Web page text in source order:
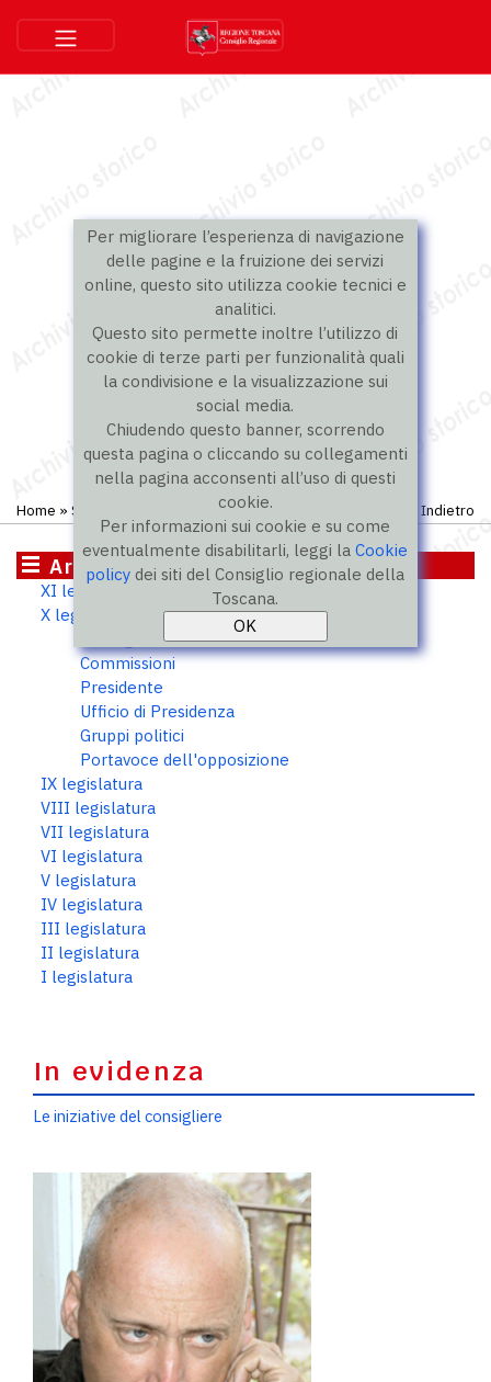
Per migliorare l’esperienza di navigazione
delle pagine e la fruizione dei servizi
online, questo sito utilizza cookie tecnici e
analitici.
Questo sito permette inoltre l’utilizzo di
cookie di terze parti per funzionalità quali
la condivisione e la visualizzazione sui
social media.
Chiudendo questo banner, scorrendo
questa pagina o cliccando su collegamenti
nella pagina acconsenti all’uso di questi
cookie.
Per informazioni sui cookie e su come
eventualmente disabilitarli, leggi laCookie
policy dei siti del Consiglio regionale della
Toscana.
Home » Storico »Consiglieri Indietro
Archivio storico
XI legislatura
X legislatura
Consiglieri
Commissioni
Presidente
Ufficio di Presidenza
Gruppi politici
Portavoce dell'opposizione
IX legislatura
VIII legislatura
VII legislatura
VI legislatura
V legislatura
IV legislatura
III legislatura
II legislatura
I legislatura
In evidenza
Le iniziative del consigliere